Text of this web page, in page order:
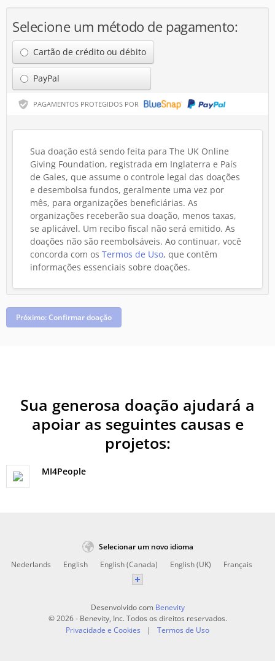
Selecione um método de pagamento:
Cartão de crédito ou débito
PayPal
PAGAMENTOS PROTEGIDOS POR
Sua doação está sendo feita para The UK Online
Giving Foundation, registrada em Inglaterra e País
de Gales, que assume o controle legal das doações
e desembolsa fundos, geralmente uma vez por
mês, para organizações beneficiárias. As
organizações receberão sua doação, menos taxas,
se aplicável. Um recibo fiscal não será emitido. As
doações não são reembolsáveis. Ao continuar, você
concorda com os Termos de Uso, que contêm
informações essenciais sobre doações.
Próximo: Confirmar doação
Sua generosa doação ajudará a
apoiar as seguintes causas e
projetos:
MI4People
Selecionar um novo idioma
Nederlands
English English (Canada) English (UK) Français
Desenvolvido com Benevity
© 2026 - Benevity, Inc. Todos os direitos reservados.
Privacidade e Cookies
Termos de Uso